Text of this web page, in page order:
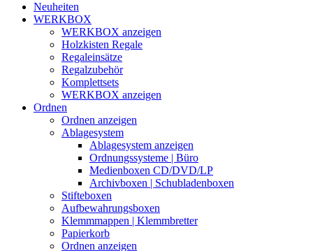
Neuheiten
WERKBOX
WERKBOX anzeigen
Holzkisten Regale
Regaleinsätze
Regalzubehör
Komplettsets
WERKBOX anzeigen
Ordnen
Ordnen anzeigen
Ablagesystem
Ablagesystem anzeigen
Ordnungssysteme | Büro
Medienboxen CD/DVD/LP
Archivboxen | Schubladenboxen
Stifteboxen
Aufbewahrungsboxen
Klemmmappen | Klemmbretter
Papierkorb
Ordnen anzeigen